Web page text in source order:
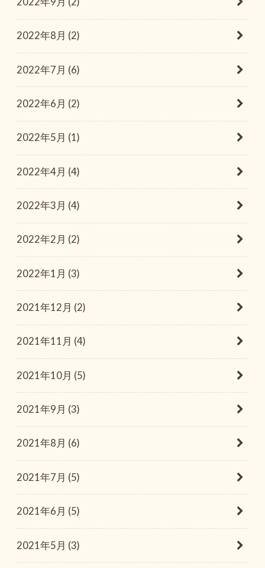
2022年8月 (2)
2022年7月 (6)
2022年6月 (2)
2022年5月 (1)
2022年4月 (4)
2022年3月 (4)
2022年2月 (2)
2022年1月 (3)
2021年12月 (2)
2021年11月 (4)
2021年10月 (5)
2021年9月 (3)
2021年8月 (6)
2021年7月 (5)
2021年6月 (5)
2021年5月 (3)